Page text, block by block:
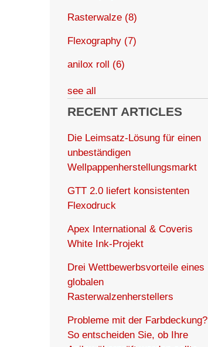
Rasterwalze (8)
Flexography (7)
anilox roll (6)
see all
RECENT ARTICLES
Die Leimsatz-Lösung für einen
unbeständigen
Wellpappenherstellungsmarkt
GTT 2.0 liefert konsistenten
Flexodruck
Apex International & Coveris
White Ink-Projekt
Drei Wettbewerbsvorteile eines
globalen
Rasterwalzenherstellers
Probleme mit der Farbdeckung?
So entscheiden Sie, ob Ihre